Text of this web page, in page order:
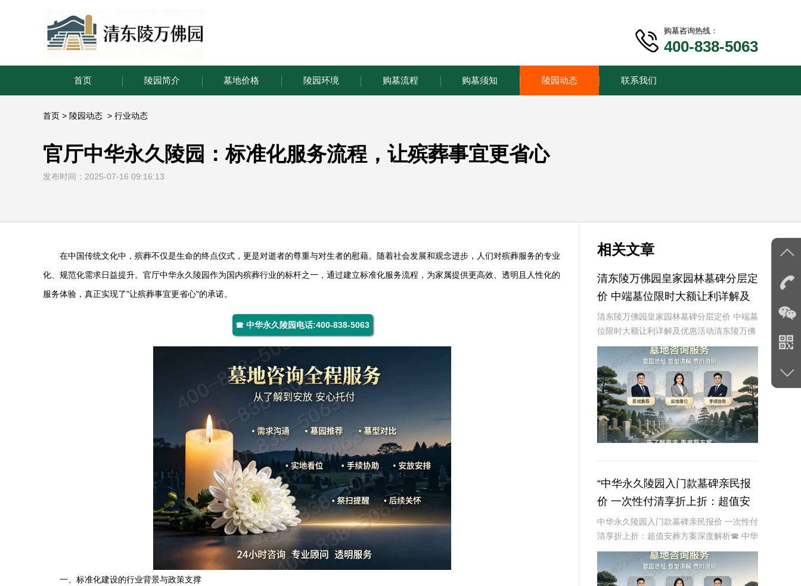
购墓咨询热线：
400-838-5063
首页 陵园简介 墓地价格 陵园环境 购墓流程 购墓须知 陵园动态 联系我们
首页 > 陵园动态 > 行业动态
官厅中华永久陵园：标准化服务流程，让殡葬事宜更省心
发布时间：2025-07-16 09:16:13
在中国传统文化中，殡葬不仅是生命的终点仪式，更是对逝者的尊重与对生者的慰藉。随着社会发展和观念进步，人们对殡葬服务的专业
化、规范化需求日益提升。官厅中华永久陵园作为国内殡葬行业的标杆之一，通过建立标准化服务流程，为家属提供更高效、透明且人性化的
服务体验，真正实现了"让殡葬事宜更省心"的承诺。
☎ 中华永久陵园电话:400-838-5063
一、标准化建设的行业背景与政策支撑
相关文章
清东陵万佛园皇家园林墓碑分层定
价 中端墓位限时大额让利详解及
优惠活动
清东陵万佛园皇家园林墓碑分层定价 中端墓
位限时大额让利详解及优惠活动清东陵万佛
园，作为中国历史上著名的皇家陵园之一，
承载着丰富的历史文化底蕴。近年来，随着
人们对身后事的重视程度不断提升，清东陵
万佛园
“中华永久陵园入门款墓碑亲民报
价 一次性付清享折上折：超值安
葬方案深度解析”
中华永久陵园入门款墓碑亲民报价 一次性付
清享折上折：超值安葬方案深度解析☎ 中华
永久陵园电话:400-838-5063在人生的旅程
中，我们总会面临生离死别的时刻。当亲人
离世，选择一个合适的安葬地点，